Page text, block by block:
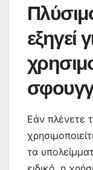
εξηγεί
Εάν πλένετε
τα